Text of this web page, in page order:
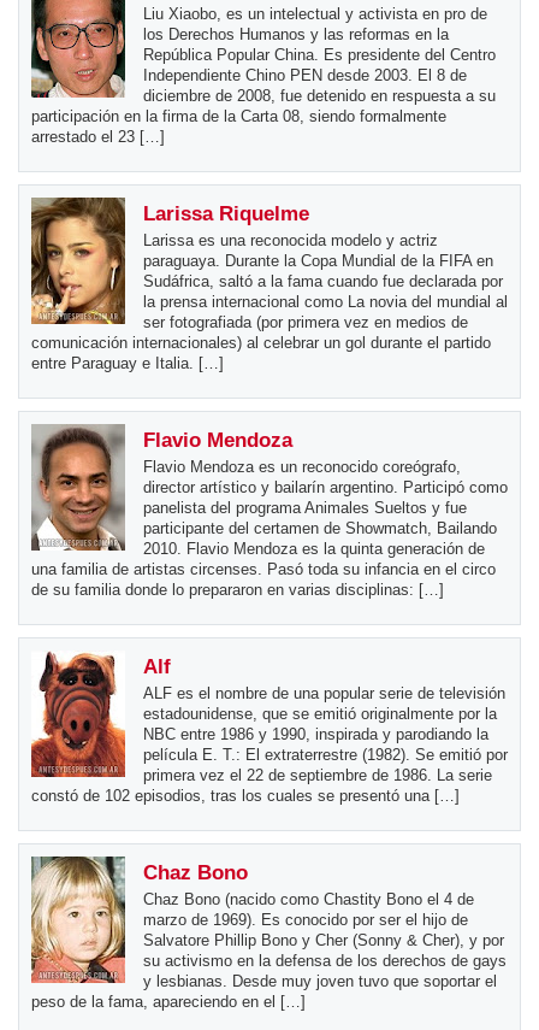
Liu Xiaobo, es un intelectual y activista en pro de
los Derechos Humanos y las reformas en la
República Popular China. Es presidente del Centro
Independiente Chino PEN desde 2003. El 8 de
diciembre de 2008, fue detenido en respuesta a su
participación en la firma de la Carta 08, siendo formalmente
arrestado el 23 […]
Larissa Riquelme
Larissa es una reconocida modelo y actriz
paraguaya. Durante la Copa Mundial de la FIFA en
Sudáfrica, saltó a la fama cuando fue declarada por
la prensa internacional como La novia del mundial al
ser fotografiada (por primera vez en medios de
comunicación internacionales) al celebrar un gol durante el partido
entre Paraguay e Italia. […]
Flavio Mendoza
Flavio Mendoza es un reconocido coreógrafo,
director artístico y bailarín argentino. Participó como
panelista del programa Animales Sueltos y fue
participante del certamen de Showmatch, Bailando
2010. Flavio Mendoza es la quinta generación de
una familia de artistas circenses. Pasó toda su infancia en el circo
de su familia donde lo prepararon en varias disciplinas: […]
Alf
ALF es el nombre de una popular serie de televisión
estadounidense, que se emitió originalmente por la
NBC entre 1986 y 1990, inspirada y parodiando la
película E. T.: El extraterrestre (1982). Se emitió por
primera vez el 22 de septiembre de 1986. La serie
constó de 102 episodios, tras los cuales se presentó una […]
Chaz Bono
Chaz Bono (nacido como Chastity Bono el 4 de
marzo de 1969). Es conocido por ser el hijo de
Salvatore Phillip Bono y Cher (Sonny & Cher), y por
su activismo en la defensa de los derechos de gays
y lesbianas. Desde muy joven tuvo que soportar el
peso de la fama, apareciendo en el […]